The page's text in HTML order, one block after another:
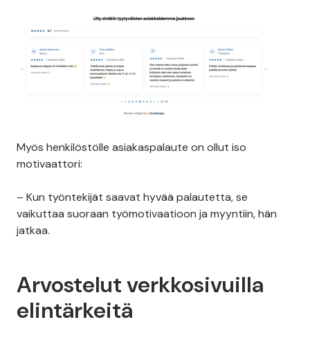
Myös henkilöstölle asiakaspalaute on ollut iso
motivaattori:
– Kun työntekijät saavat hyvää palautetta, se
vaikuttaa suoraan työmotivaatioon ja myyntiin, hän
jatkaa.
Arvostelut verkkosivuilla
elintärkeitä